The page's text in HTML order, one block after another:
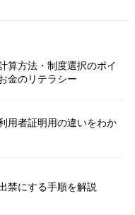
算方法・制度選択のポイ
金のリテラシー
用者証明用の違いをわか
禁にする手順を解説